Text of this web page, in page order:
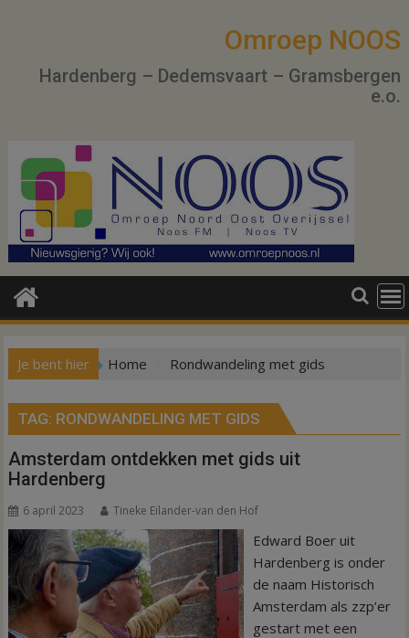
Omroep NOOS
Hardenberg – Dedemsvaart – Gramsbergen
e.o.
Je bent hier Home Rondwandeling met gids
TAG: RONDWANDELING MET GIDS
Amsterdam ontdekken met gids uit
Hardenberg
6 april 2023 Tineke Eilander-van den Hof
Edward Boer uit
Hardenberg is onder
de naam Historisch
Amsterdam als zzp’er
gestart met een